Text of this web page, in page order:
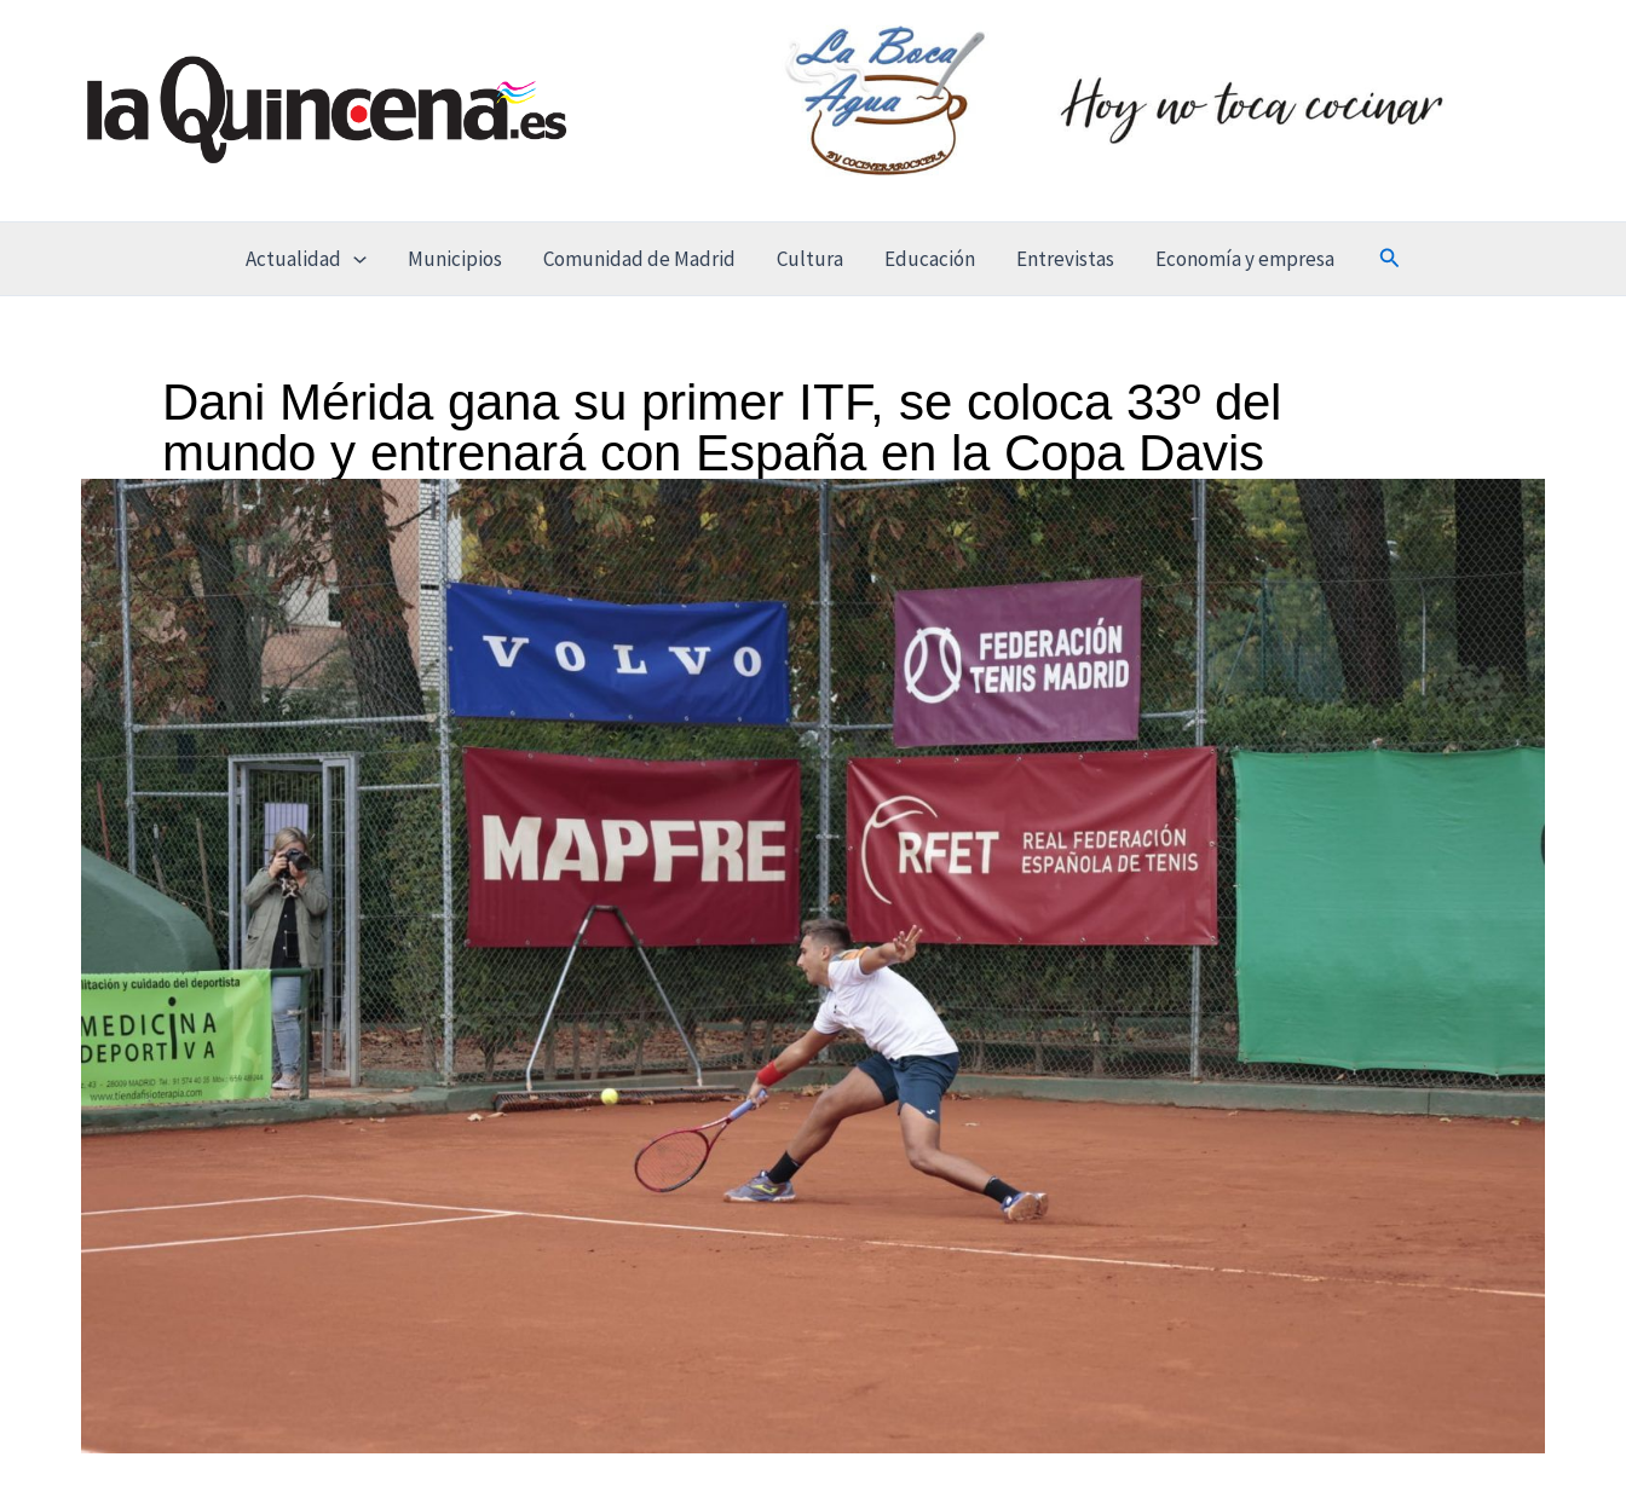
contenido
Actualidad Municipios Comunidad de Madrid Cultura Educación Entrevistas Economía y empresa Buscar
Dani Mérida gana su primer ITF, se coloca 33º del
mundo y entrenará con España en la Copa Davis